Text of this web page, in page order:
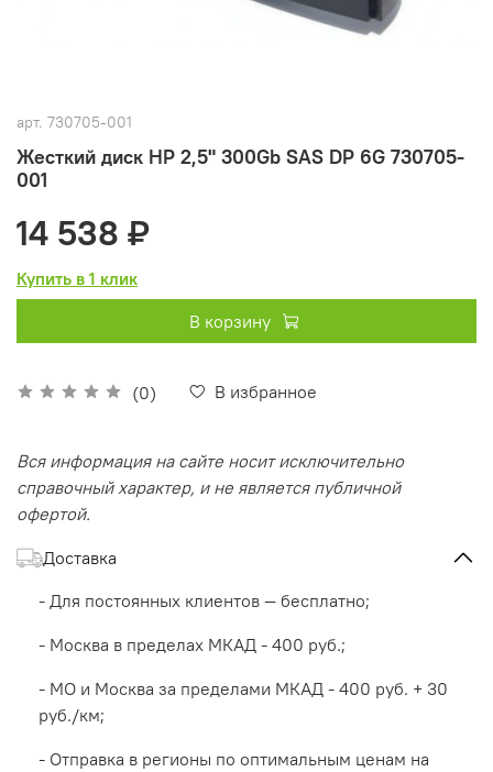
арт. 730705-001
Жесткий диск HP 2,5" 300Gb SAS DP 6G 730705-
001
(0) В избранное
14 538 ₽
Купить в 1 клик
В корзину
Вся информация на сайте носит исключительно
справочный характер, и не является публичной
офертой.
Доставка
- Для постоянных клиентов — бесплатно;
- Москва в пределах МКАД - 400 руб.;
- МО и Москва за пределами МКАД - 400 руб. + 30
руб./км;
- Отправка в регионы по оптимальным ценам на